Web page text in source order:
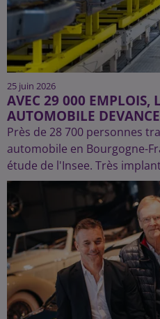
25 juin 2026
AVEC 29 000 EMPLOIS,
AUTOMOBILE
Près de 28 700 personnes
automobile en Bourgogne-
étude de l'Insee. Très